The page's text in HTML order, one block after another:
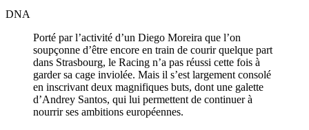
DNA
Porté par l’activité d’un Diego Moreira que l’on
soupçonne d’être encore en train de courir quelque part
dans Strasbourg, le Racing n’a pas réussi cette fois à
garder sa cage inviolée. Mais il s’est largement consolé
en inscrivant deux magnifiques buts, dont une galette
d’Andrey Santos, qui lui permettent de continuer à
nourrir ses ambitions européennes.